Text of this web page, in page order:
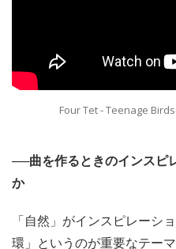
Four Tet - Teenage
──曲を作るときのインスピ
か
「自然」がインスピレーシ
環」というのが重要なテー